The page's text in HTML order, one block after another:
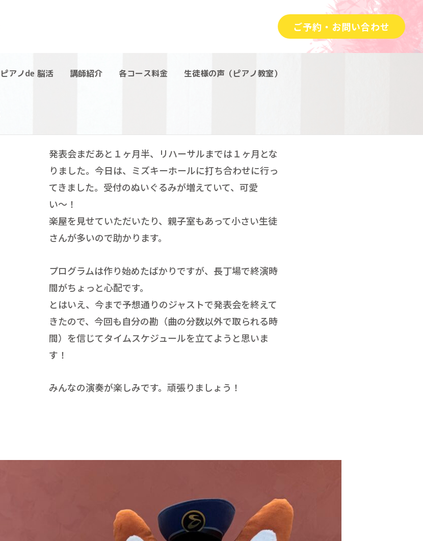
ご予約・お問い合わせ
ピアノde 脳活 講師紹介 各コース料金 生徒様の声（ピアノ教室）
発表会まだあと１ヶ月半、リハーサルまでは１ヶ月とな
りました。今日は、ミズキーホールに打ち合わせに行っ
てきました。受付のぬいぐるみが増えていて、可愛
い〜！
楽屋を見せていただいたり、親子室もあって小さい生徒
さんが多いので助かります。
プログラムは作り始めたばかりですが、長丁場で終演時
間がちょっと心配です。
とはいえ、今まで予想通りのジャストで発表会を終えて
きたので、今回も自分の勘（曲の分数以外で取られる時
間）を信じてタイムスケジュールを立てようと思いま
す！
みんなの演奏が楽しみです。頑張りましょう！